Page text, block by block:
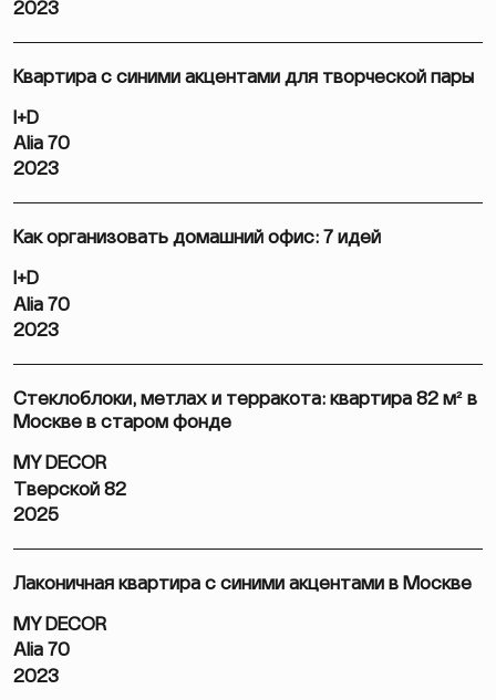
2023
Квартира с синими акцентами для творческой пары
I+D
Alia 70
2023
Как организовать домашний офис: 7 идей
I+D
Alia 70
2023
Стеклоблоки, метлах и терракота: квартира 82 м² в
Москве в старом фонде
MY DECOR
Тверской 82
2025
Лаконичная квартира с синими акцентами в Москве
MY DECOR
Alia 70
2023